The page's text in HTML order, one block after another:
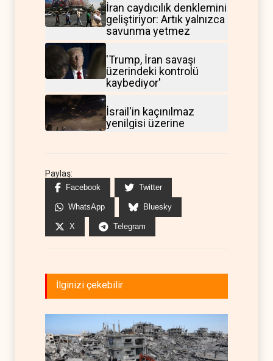
İran caydıcılık denklemini
geliştiriyor: Artık yalnızca
savunma yetmez
'Trump, İran savaşı
üzerindeki kontrolü
kaybediyor'
İsrail'in kaçınılmaz
yenilgisi üzerine
Paylaş:
Facebook Twitter
WhatsApp Bluesky
X Telegram
İlginizi çekebilir